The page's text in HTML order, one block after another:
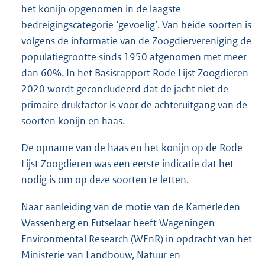
het konijn opgenomen in de laagste
bedreigingscategorie ‘gevoelig’. Van beide soorten is
volgens de informatie van de Zoogdiervereniging de
populatiegrootte sinds 1950 afgenomen met meer
dan 60%. In het Basisrapport Rode Lijst Zoogdieren
2020 wordt geconcludeerd dat de jacht niet de
primaire drukfactor is voor de achteruitgang van de
soorten konijn en haas.
De opname van de haas en het konijn op de Rode
Lijst Zoogdieren was een eerste indicatie dat het
nodig is om op deze soorten te letten.
Naar aanleiding van de motie van de Kamerleden
Wassenberg en Futselaar heeft Wageningen
Environmental Research (WEnR) in opdracht van het
Ministerie van Landbouw, Natuur en